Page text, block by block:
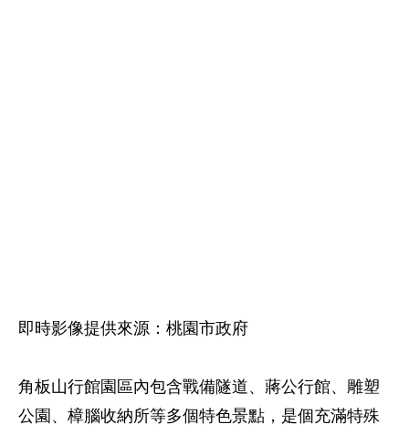
即時影像提供來源：桃園市政府
角板山行館園區內包含戰備隧道、蔣公行館、雕塑
公園、樟腦收納所等多個特色景點，是個充滿特殊